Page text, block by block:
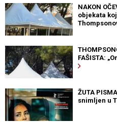
NAKON
objekata
FAŠISTA:
ŽUTA
snimljen u